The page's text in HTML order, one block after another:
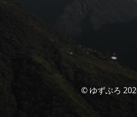
© ゆずぶろ